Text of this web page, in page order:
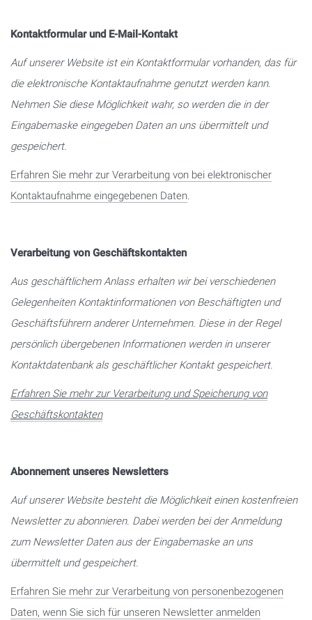
Kontaktformular und E-Mail-Kontakt
Auf unserer Website ist ein Kontaktformular vorhanden, das für
die elektronische Kontaktaufnahme genutzt werden kann.
Nehmen Sie diese Möglichkeit wahr, so werden die in der
Eingabemaske eingegeben Daten an uns übermittelt und
gespeichert.
Erfahren Sie mehr zur Verarbeitung von bei elektronischer
Kontaktaufnahme eingegebenen Daten.
Verarbeitung von Geschäftskontakten
Aus geschäftlichem Anlass erhalten wir bei verschiedenen
Gelegenheiten Kontaktinformationen von Beschäftigten und
Geschäftsführern anderer Unternehmen. Diese in der Regel
persönlich übergebenen Informationen werden in unserer
Kontaktdatenbank als geschäftlicher Kontakt gespeichert.
Erfahren Sie mehr zur Verarbeitung und Speicherung von
Geschäftskontakten
Abonnement unseres Newsletters
Auf unserer Website besteht die Möglichkeit einen kostenfreien
Newsletter zu abonnieren. Dabei werden bei der Anmeldung
zum Newsletter Daten aus der Eingabemaske an uns
übermittelt und gespeichert.
Erfahren Sie mehr zur Verarbeitung von personenbezogenen
Daten, wenn Sie sich für unseren Newsletter anmelden